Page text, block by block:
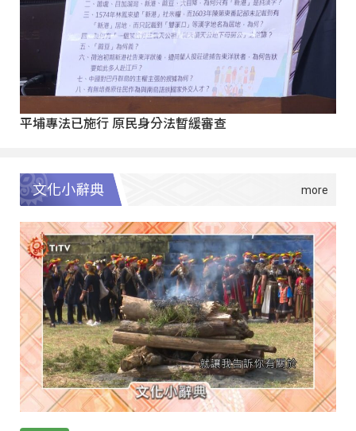
平埔專法已施行 原民身分法暫緩審查
文化小辭典